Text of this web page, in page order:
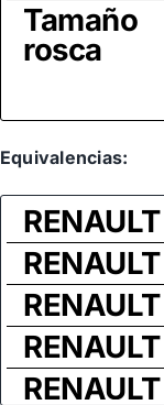
Tamaño
rosca
Equivalencias:
RENAULT
RENAULT
RENAULT
RENAULT
RENAULT